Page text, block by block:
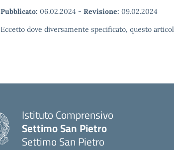
Pubblicato: 06.02.2024 - Revisione: 09.02.2024
Eccetto dove diversamente specificato, questo
Istituto Comprensivo
Settimo San Pietro
Settimo San Pietro